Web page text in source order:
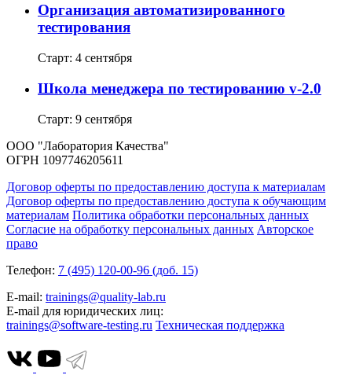
Организация автоматизированного
тестирования
Старт: 4 сентября
Школа менеджера по тестированию v-2.0
Старт: 9 сентября
ООО "Лаборатория Качества"
ОГРН 1097746205611
Договор оферты по предоставлению доступа к материалам
Договор оферты по предоставлению доступа к обучающим
материалам Политика обработки персональных данных
Согласие на обработку персональных данных Авторское
право
Телефон: 7 (495) 120-00-96 (доб. 15)
E-mail: trainings@quality-lab.ru
E-mail для юридических лиц:
trainings@software-testing.ru Техническая поддержка